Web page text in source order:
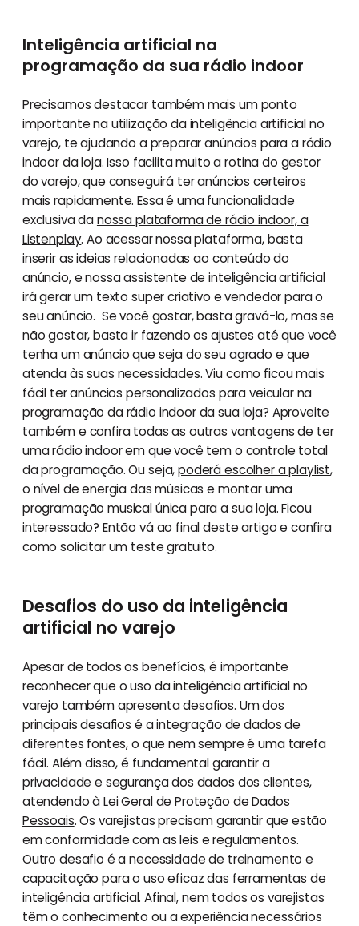
Inteligência artificial na
programação da sua rádio indoor
Precisamos destacar também mais um ponto
importante na utilização da inteligência artificial no
varejo, te ajudando a preparar anúncios para a rádio
indoor da loja. Isso facilita muito a rotina do gestor
do varejo, que conseguirá ter anúncios certeiros
mais rapidamente. Essa é uma funcionalidade
exclusiva danossa plataforma de rádio indoor, a
Listenplay. Ao acessar nossa plataforma, basta
inserir as ideias relacionadas ao conteúdo do
anúncio, e nossa assistente de inteligência artificial
irá gerar um texto super criativo e vendedor para o
seu anúncio. Se você gostar, basta gravá-lo, mas se
não gostar, basta ir fazendo os ajustes até que você
tenha um anúncio que seja do seu agrado e que
atenda às suas necessidades. Viu como ficou mais
fácil ter anúncios personalizados para veicular na
programação da rádio indoor da sua loja? Aproveite
também e confira todas as outras vantagens de ter
uma rádio indoor em que você tem o controle total
da programação. Ou seja,poderá escolher a playlist,
o nível de energia das músicas e montar uma
programação musical única para a sua loja. Ficou
interessado? Então vá ao final deste artigo e confira
como solicitar um teste gratuito.
Desafios do uso da inteligência
artificial no varejo
Apesar de todos os benefícios, é importante
reconhecer que o uso da inteligência artificial no
varejo também apresenta desafios. Um dos
principais desafios é a integração de dados de
diferentes fontes, o que nem sempre é uma tarefa
fácil. Além disso, é fundamental garantir a
privacidade e segurança dos dados dos clientes,
atendendo àLei Geral de Proteção de Dados
Pessoais. Os varejistas precisam garantir que estão
em conformidade com as leis e regulamentos.
Outro desafio é a necessidade de treinamento e
capacitação para o uso eficaz das ferramentas de
inteligência artificial. Afinal, nem todos os varejistas
têm o conhecimento ou a experiência necessários